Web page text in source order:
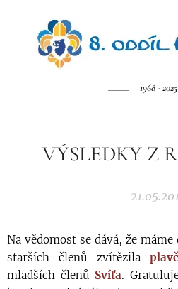
1968 - 2025
VÝSLEDKY Z
Na vědomost se dává, že
starších členů zvítězila
mladších členů Svíťa.